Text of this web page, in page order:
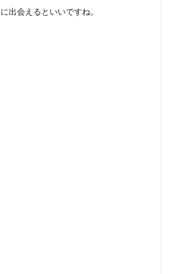
出会えるといいですね。